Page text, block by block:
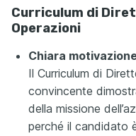
Curriculum di
Operazioni
Chiara
Il Curriculum di
convincente
della missione
perché il candidato